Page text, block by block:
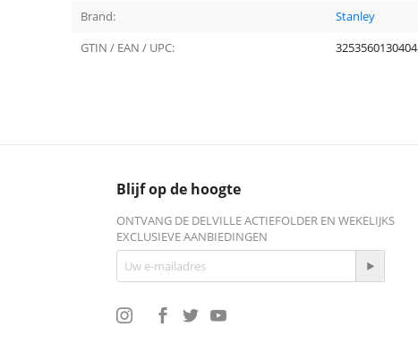
Brand:
Stanley
GTIN / EAN / UPC:
3253560130404
Blijf op de hoogte
ONTVANG DE DELVILLE ACTIEFOLDER EN WEKELIJKS
EXCLUSIEVE AANBIEDINGEN